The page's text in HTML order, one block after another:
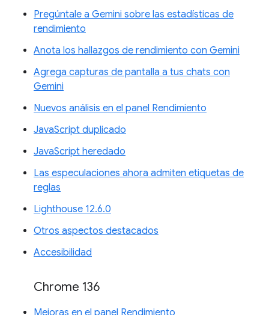
Pregúntale a Gemini sobre las estadísticas de
rendimiento
Anota los hallazgos de rendimiento con Gemini
Agrega capturas de pantalla a tus chats con
Gemini
Nuevos análisis en el panel Rendimiento
JavaScript duplicado
JavaScript heredado
Las especulaciones ahora admiten etiquetas de
reglas
Lighthouse 12.6.0
Otros aspectos destacados
Accesibilidad
Chrome 136